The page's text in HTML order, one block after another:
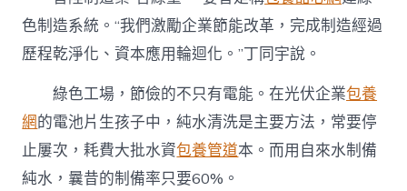
色制造系統。“我們激勵企業節能改革，完成制造經過
歷程乾淨化、資本應用輪迴化。”丁同宇說。
綠色工場，節儉的不只有電能。在光伏企業包養
網的電池片生孩子中，純水清洗是主要方法，常要停
止屢次，耗費大批水資包養管道本。而用自來水制備
純水，曩昔的制備率只要60%。